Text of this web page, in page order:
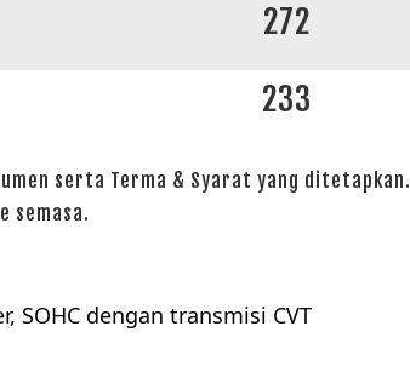
272
233
serta Terma & Syarat yang ditetapkan.
semasa.
SOHC dengan transmisi CVT